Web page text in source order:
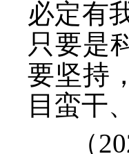
必定有
只要是
要坚持
目蛮干
（